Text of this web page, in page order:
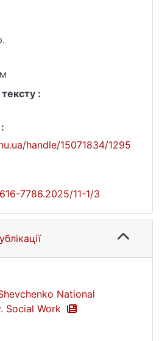
:
handle/15071834/1295
7786.2025/11-1/3
National
Social Work